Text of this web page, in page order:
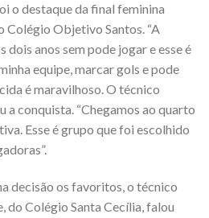
o destaque da final feminina
Colégio Objetivo Santos. “A
dois anos sem pode jogar e esse é
equipe, marcar gols e pode
é maravilhoso. O técnico
conquista. “Chegamos ao quarto
Esse é grupo que foi escolhido
decisão os favoritos, o técnico
do Colégio Santa Cecília, falou